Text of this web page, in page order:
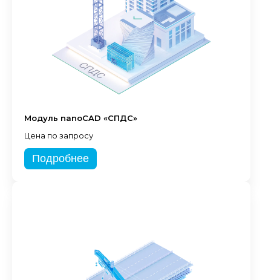
Модуль nanoCAD «СПДС»
Цена по запросу
Подробнее